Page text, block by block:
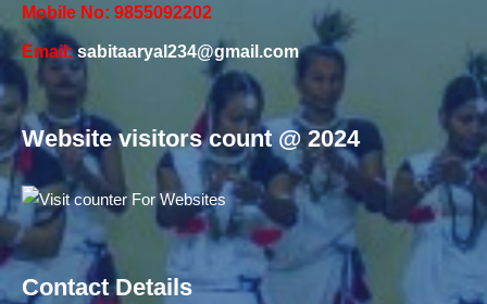
Mobile No: 9855092202
Email:sabitaaryal234@gmail.com
Website visitors count @ 2024
Contact Details